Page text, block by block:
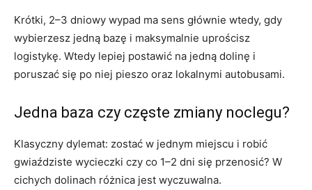
Krótki, 2–3 dniowy wypad ma sens głównie wtedy, gdy
wybierzesz jedną bazę i maksymalnie uprościsz
logistykę. Wtedy lepiej postawić na jedną dolinę i
poruszać się po niej pieszo oraz lokalnymi autobusami.
Jedna baza czy częste zmiany noclegu?
Klasyczny dylemat: zostać w jednym miejscu i robić
gwiaździste wycieczki czy co 1–2 dni się przenosić? W
cichych dolinach różnica jest wyczuwalna.